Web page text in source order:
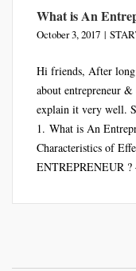
What is An
October 3, 2017
Hi friends, After
about entrepreneur
explain it very well.
1. What is An
Characteristics of
ENTREPRENEUR